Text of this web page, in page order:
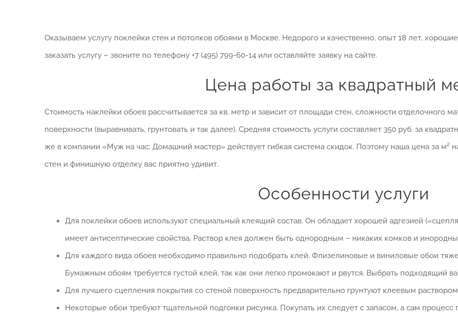
Оказываем услугу поклейки стен и потолков обоями в Москве. Недорого и качественно, опыт 18 лет,
заказать услугу – звоните по телефону +7 (495) 799-60-14 или оставляйте заявку на сайте.
Цена работы за квадратный
Стоимость наклейки обоев рассчитывается за кв. метр и зависит от площади стен, сложности отделочного
поверхности (выравнивать, грунтовать и так далее). Средняя стоимость услуги составляет 350 руб. за
же в компании «Муж на час: Домашний мастер» действует гибкая система скидок. Поэтому наша цена за м²
стен и финишную отделку вас приятно удивит.
Особенности услуги
Для поклейки обоев используют специальный клеящий состав. Он обладает хорошей адгезией
имеет антисептические свойства. Раствор клея должен быть однородным – никаких комков и
Для каждого вида обоев необходимо правильно подобрать клей. Флизелиновые и виниловые обои
Бумажным обоям требуется густой клей, так как они легко промокают и рвутся. Выбрать подходящий
Для лучшего сцепления покрытия со стеной поверхность предварительно грунтуют клеевым
Некоторые обои требуют тщательной подгонки рисунка. Покупать их следует с запасом, а сам процесс